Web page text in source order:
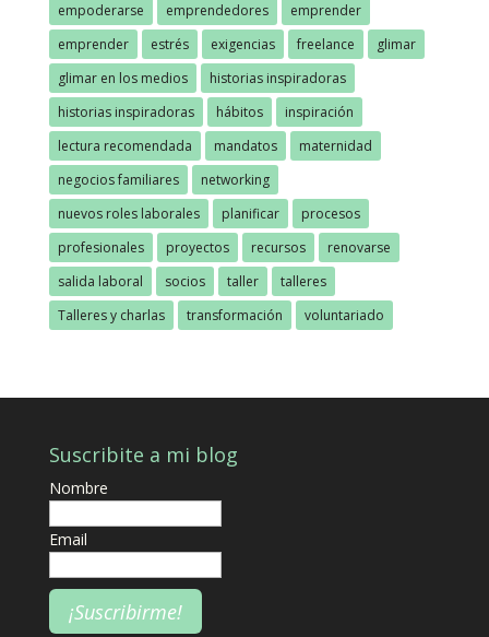
empoderarse
emprendedores
emprender
emprender
estrés exigencias freelance
glimar
glimar en los medios
historias inspiradoras
historias inspiradoras
hábitos
inspiración
lectura recomendada
mandatos
maternidad
negocios familiares
networking
nuevos roles laborales
planificar
procesos
profesionales
proyectos recursos
renovarse
salida laboral
socios taller
talleres
Talleres y charlas
transformación voluntariado
Suscribite a mi blog
Nombre
Email